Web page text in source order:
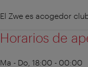
El Zwe es acogedor
Horarios de
Ma - Do, 18:00 - 00:00